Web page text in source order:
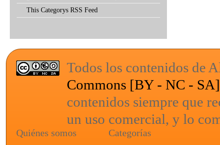
This Categorys RSS Feed
Todos los contenidos de
Commons [BY - NC - SA]
contenidos siempre que
un uso comercial, y lo
Quiénes somos Categorías